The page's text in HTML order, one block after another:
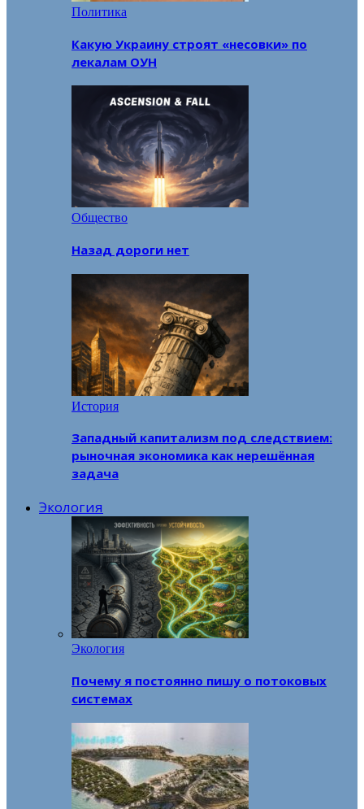
Политика
Какую Украину строят «несовки» по
лекалам ОУН
Общество
Назад дороги нет
История
Западный капитализм под следствием:
рыночная экономика как нерешённая
задача
Экология
Экология
Почему я постоянно пишу о потоковых
системах